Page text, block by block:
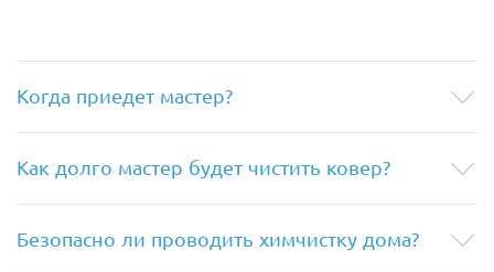
Когда приедет мастер?
Как долго мастер будет чистить ковер?
Безопасно ли проводить химчистку дома?